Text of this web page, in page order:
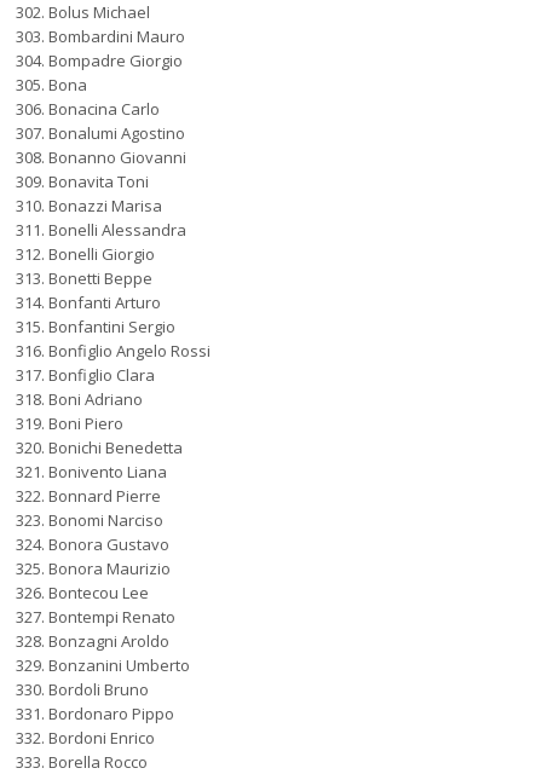
Bolus Michael
Bombardini Mauro
Bompadre Giorgio
Bona
Bonacina Carlo
Bonalumi Agostino
Bonanno Giovanni
Bonavita Toni
Bonazzi Marisa
Bonelli Alessandra
Bonelli Giorgio
Bonetti Beppe
Bonfanti Arturo
Bonfantini Sergio
Bonfiglio Angelo Rossi
Bonfiglio Clara
Boni Adriano
Boni Piero
Bonichi Benedetta
Bonivento Liana
Bonnard Pierre
Bonomi Narciso
Bonora Gustavo
Bonora Maurizio
Bontecou Lee
Bontempi Renato
Bonzagni Aroldo
Bonzanini Umberto
Bordoli Bruno
Bordonaro Pippo
Bordoni Enrico
Borella Rocco